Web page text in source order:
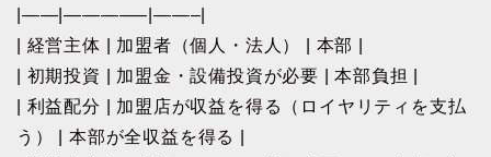
|——|————–|——–|
| 経営主体 | 加盟者（個人・法人） | 本部 |
| 初期投資 | 加盟金・設備投資が必要 | 本部負担 |
| 利益配分 | 加盟店が収益を得る（ロイヤリティを支払
う） | 本部が全収益を得る |